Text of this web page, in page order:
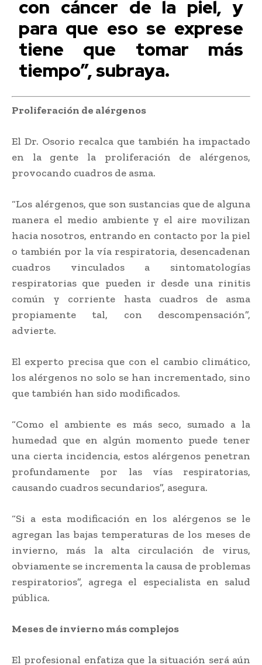
con cáncer de la piel, y
para que eso se exprese
tiene que tomar más
tiempo”, subraya.
Proliferación de alérgenos
El Dr. Osorio recalca que también ha impactado
en la gente la proliferación de alérgenos,
provocando cuadros de asma.
“Los alérgenos, que son sustancias que de alguna
manera el medio ambiente y el aire movilizan
hacia nosotros, entrando en contacto por la piel
o también por la vía respiratoria, desencadenan
cuadros vinculados a sintomatologías
respiratorias que pueden ir desde una rinitis
común y corriente hasta cuadros de asma
propiamente tal, con descompensación”,
advierte.
El experto precisa que con el cambio climático,
los alérgenos no solo se han incrementado, sino
que también han sido modificados.
“Como el ambiente es más seco, sumado a la
humedad que en algún momento puede tener
una cierta incidencia, estos alérgenos penetran
profundamente por las vías respiratorias,
causando cuadros secundarios”, asegura.
“Si a esta modificación en los alérgenos se le
agregan las bajas temperaturas de los meses de
invierno, más la alta circulación de virus,
obviamente se incrementa la causa de problemas
respiratorios”, agrega el especialista en salud
pública.
Meses de invierno más complejos
El profesional enfatiza que la situación será aún